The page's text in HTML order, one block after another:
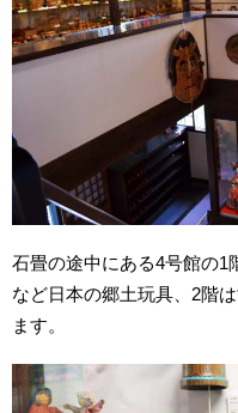
石畳の途中にある4号館の1
など日本の郷土玩具、2階
ます。